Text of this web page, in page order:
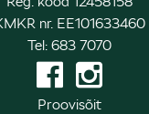
nr. EE101633460
Tel: 683 7070
Proovisõit